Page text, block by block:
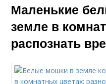
Маленькие
земле в
распознать